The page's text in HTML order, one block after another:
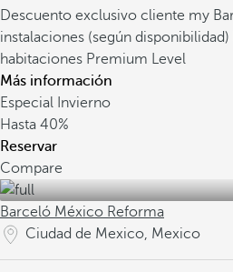
Descuento exclusivo cliente my
instalaciones (según disponibilidad)
habitaciones Premium Level
Más información
Especial Invierno
Hasta 40%
Reservar
Compare
Barceló México Reforma
Ciudad de Mexico, Mexico